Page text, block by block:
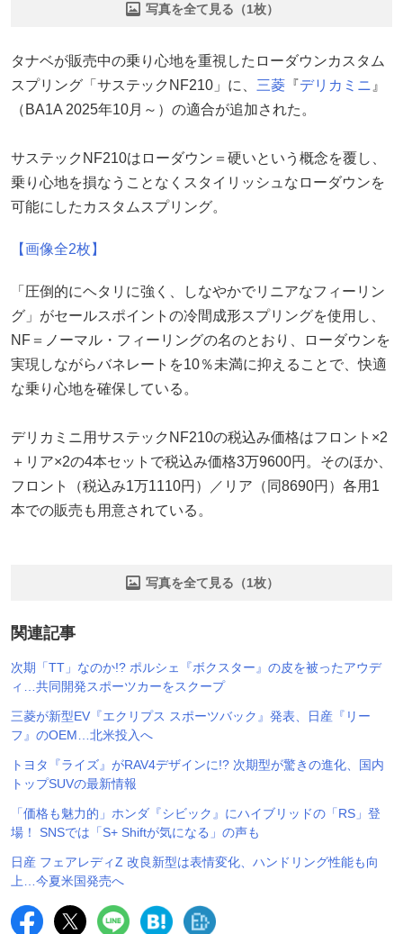
写真を全て見る（1枚）
タナベが販売中の乗り心地を重視したローダウンカスタム
スプリング「サステックNF210」に、 三菱 『デリカミニ 』
（BA1A 2025年10月～）の適合が追加された。
サステックNF210はローダウン＝硬いという概念を覆し、
乗り心地を損なうことなくスタイリッシュなローダウンを
可能にしたカスタムスプリング。
【画像全2枚】
「圧倒的にヘタリに強く、しなやかでリニアなフィーリン
グ」がセールスポイントの冷間成形スプリングを使用し、
NF＝ノーマル・フィーリングの名のとおり、ローダウンを
実現しながらバネレートを10％未満に抑えることで、快適
な乗り心地を確保している。
デリカミニ用サステックNF210の税込み価格はフロント×2
＋リア×2の4本セットで税込み価格3万9600円。そのほか、
フロント（税込み1万1110円）／リア（同8690円）各用1
本での販売も用意されている。
写真を全て見る（1枚）
関連記事
次期「TT」なのか!? ポルシェ『ボクスター』の皮を被ったアウデ
ィ…共同開発スポーツカーをスクープ
三菱が新型EV『エクリプス スポーツバック』発表、日産『リー
フ』のOEM…北米投入へ
トヨタ『ライズ』がRAV4デザインに!? 次期型が驚きの進化、国内
トップSUVの最新情報
「価格も魅力的」ホンダ『シビック』にハイブリッドの「RS」登
場！ SNSでは「S+ Shiftが気になる」の声も
日産 フェアレディZ 改良新型は表情変化、ハンドリング性能も向
上…今夏米国発売へ